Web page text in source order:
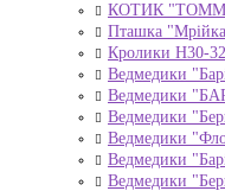
КОТИК
Пташка
Кролики Н30-
Ведмедики
Ведмедики
Ведмедики
Ведмедики
Ведмедики
Ведмедики